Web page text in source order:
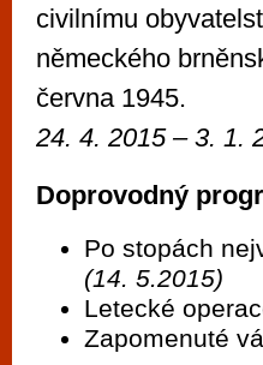
civilnímu
německého
června 1945.
24. 4. 2015 – 3. 1.
Doprovodný
Po stopách
(14. 5.2015)
Letecké
Zapomenuté